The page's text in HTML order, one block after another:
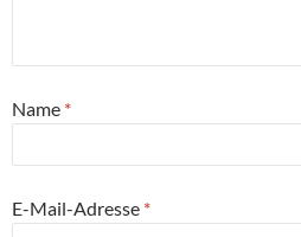
Name *
E-Mail-Adresse *